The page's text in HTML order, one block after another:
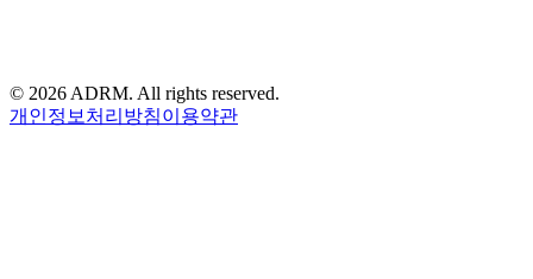
© 2026 ADRM. All rights reserved.
개인정보처리방침이용약관